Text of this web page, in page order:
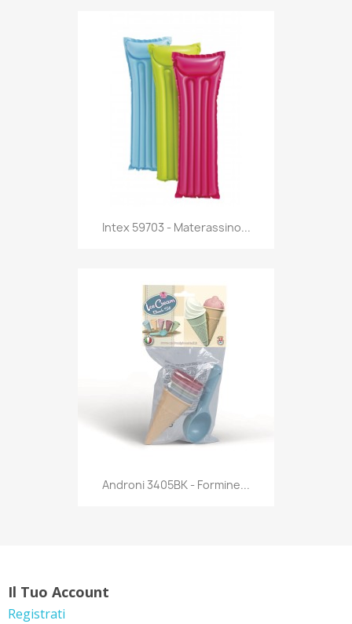
Anteprima
Intex 59703 - Materassino...
Anteprima
Androni 3405BK - Formine...
Il Tuo Account
Registrati